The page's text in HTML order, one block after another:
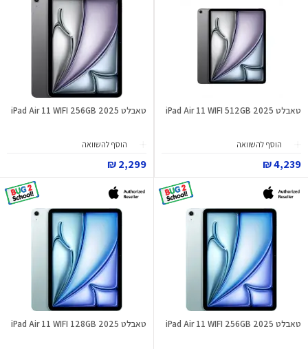
טאבלט iPad Air 11 WIFI 512GB 2025
הוסף להשוואה
4,239 ₪
טאבלט iPad Air 11 WIFI 256GB 2025
הוסף להשוואה
2,299 ₪
טאבלט iPad Air 11 WIFI 256GB 2025 טאבלט iPad Air 11 WIFI 128GB 2025